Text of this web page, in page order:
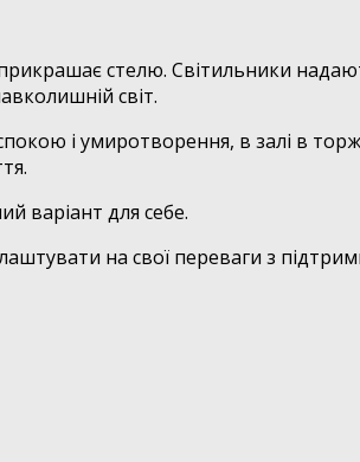
прикрашає стелю. Світильники
світ.
і умиротворення, в залі в
варіант для себе.
на свої переваги з